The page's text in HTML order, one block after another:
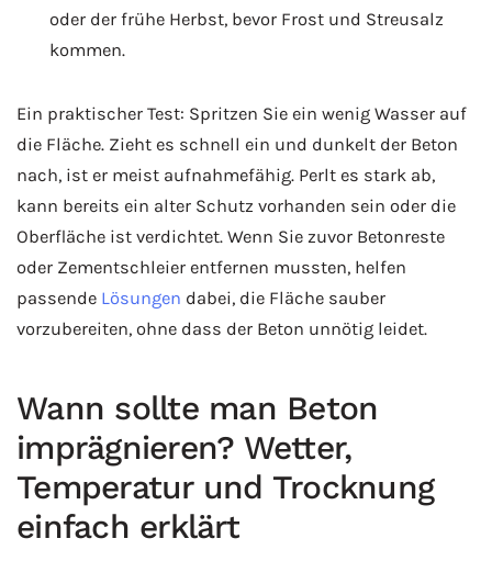
oder der frühe Herbst, bevor Frost und Streusalz
kommen.
Ein praktischer Test: Spritzen Sie ein wenig Wasser auf
die Fläche. Zieht es schnell ein und dunkelt der Beton
nach, ist er meist aufnahmefähig. Perlt es stark ab,
kann bereits ein alter Schutz vorhanden sein oder die
Oberfläche ist verdichtet. Wenn Sie zuvor Betonreste
oder Zementschleier entfernen mussten, helfen
passende Lösungen dabei, die Fläche sauber
vorzubereiten, ohne dass der Beton unnötig leidet.
Wann sollte man Beton
imprägnieren? Wetter,
Temperatur und Trocknung
einfach erklärt